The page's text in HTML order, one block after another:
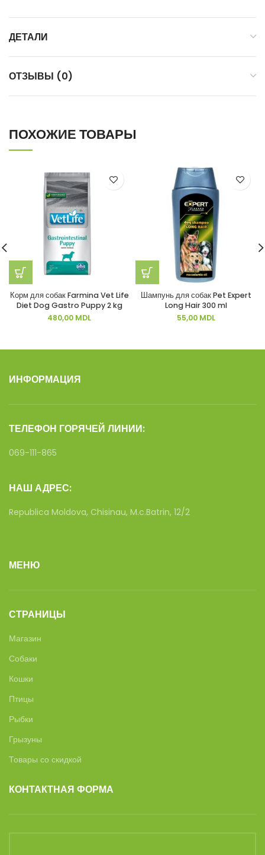
ДЕТАЛИ
ОТЗЫВЫ (0)
ПОХОЖИЕ ТОВАРЫ
Корм для собак Farmina Vet Life
Diet Dog Gastro Puppy 2 kg
480,00 MDL
Шампунь для собак Pet Expert
Long Hair 300 ml
55,00 MDL
ИНФОРМАЦИЯ
ТЕЛЕФОН ГОРЯЧЕЙ ЛИНИИ:
069-111-865
НАШ АДРЕС:
Republica Moldova, Chisinau, M.c.Batrin, 12/2
МЕНЮ
СТРАНИЦЫ
Магазин
Собаки
Кошки
Птицы
Рыбки
Грызуны
Товары со скидкой
КОНТАКТНАЯ ФОРМА